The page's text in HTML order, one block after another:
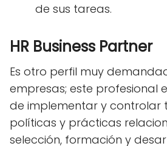
de sus tareas.
HR Business Partner
Es otro perfil muy
empresas; este profesional
de implementar y controlar
políticas y prácticas
selección, formación y